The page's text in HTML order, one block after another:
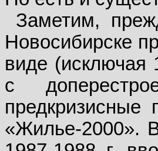
Заметим,
Новосибирске
виде (исключая
с
предкризисные
«Жилье-2000».